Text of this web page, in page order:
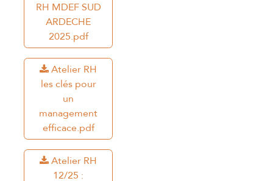
RH MDEF SUD
ARDECHE
2025.pdf
Atelier RH
les clés pour
un
management
efficace.pdf
Atelier RH
12/25 :